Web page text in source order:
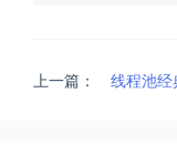
上一篇： 线程池经